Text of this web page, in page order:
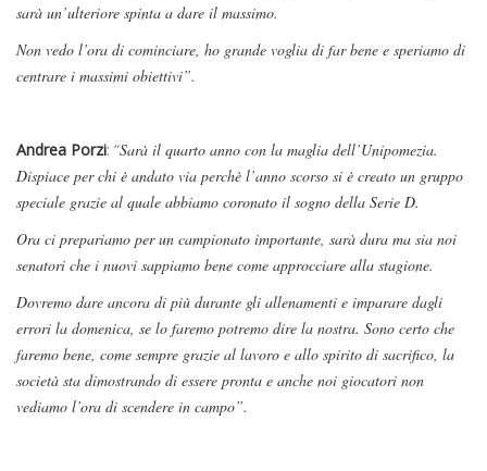
sarà un’ulteriore spinta a dare il massimo.
Non vedo l’ora di cominciare, ho grande voglia di far bene e speriamo di
centrare i massimi obiettivi”.
Andrea Porzi: “Sarà il quarto anno con la maglia dell’Unipomezia.
Dispiace per chi è andato via perchè l’anno scorso si è creato un gruppo
speciale grazie al quale abbiamo coronato il sogno della Serie D.
Ora ci prepariamo per un campionato importante, sarà dura ma sia noi
senatori che i nuovi sappiamo bene come approcciare alla stagione.
Dovremo dare ancora di più durante gli allenamenti e imparare dagli
errori la domenica, se lo faremo potremo dire la nostra. Sono certo che
faremo bene, come sempre grazie al lavoro e allo spirito di sacrifico, la
società sta dimostrando di essere pronta e anche noi giocatori non
vediamo l’ora di scendere in campo”.